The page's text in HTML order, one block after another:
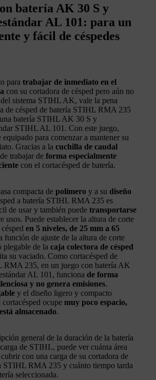
batería AK 30 S y
AL 101: para un
y fácil de céspedes
para trabajar de inmediato en el
con su cortadora de césped pero aún no
sistema STIHL AK, vale la pena
de césped de batería STIHL RMA 235
batería STIHL AK 30 S y
STIHL AL 101. Con este juego,
equipado para comenzar a mantener su
Gracias a la cuchilla de caudal
trabajar de forma especialmente
con el cortacésped de batería.
compacta de polímero y a su diseño
a batería STIHL RMA 235 es
de usar y también puede transportarse
usos. Puede establecer la altura de corte
en 5 niveles, de 25 mm a 65
función de ajuste de la altura de corte
plegable de la caja colectora de césped
su vaciado. Como cortacésped de
RMA 235, en un juego con batería AK
AL 101, funciona de forma
y no genera emisiones.
y el diseño ligero y compacto
ocupe muy poco espacio,
almacenado.
general de la duración de la batería
de STIHL, puede ver cuánta área
con una carga de su cortadora de
STIHL RMA 235 y cuánto tiempo tarda
seleccionada.